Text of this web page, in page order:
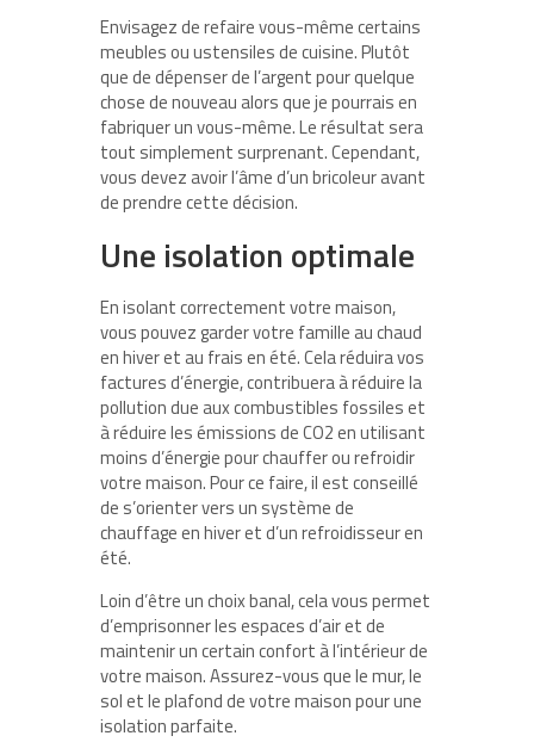
Envisagez de refaire vous-même certains
meubles ou ustensiles de cuisine. Plutôt
que de dépenser de l’argent pour quelque
chose de nouveau alors que je pourrais en
fabriquer un vous-même. Le résultat sera
tout simplement surprenant. Cependant,
vous devez avoir l’âme d’un bricoleur avant
de prendre cette décision.
Une isolation optimale
En isolant correctement votre maison,
vous pouvez garder votre famille au chaud
en hiver et au frais en été. Cela réduira vos
factures d’énergie, contribuera à réduire la
pollution due aux combustibles fossiles et
à réduire les émissions de CO2 en utilisant
moins d’énergie pour chauffer ou refroidir
votre maison. Pour ce faire, il est conseillé
de s’orienter vers un système de
chauffage en hiver et d’un refroidisseur en
été.
Loin d’être un choix banal, cela vous permet
d’emprisonner les espaces d’air et de
maintenir un certain confort à l’intérieur de
votre maison. Assurez-vous que le mur, le
sol et le plafond de votre maison pour une
isolation parfaite.